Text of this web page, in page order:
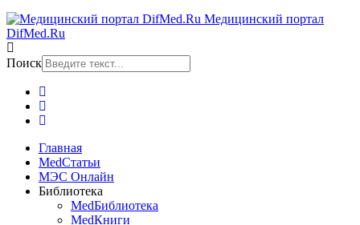
Медицинский портал
DifMed.Ru
Поиск
Главная
MedСтатьи
МЭС Онлайн
Библиотека
MedБиблиотека
MedКниги